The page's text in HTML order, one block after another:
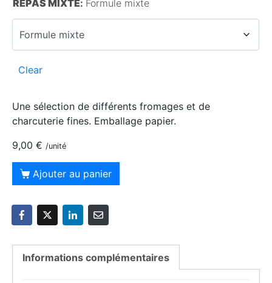
REPAS MIXTE: Formule mixte
Clear
Une sélection de différents fromages et de
charcuterie fines. Emballage papier.
9,00 € /unité
Ajouter au panier
Informations complémentaires